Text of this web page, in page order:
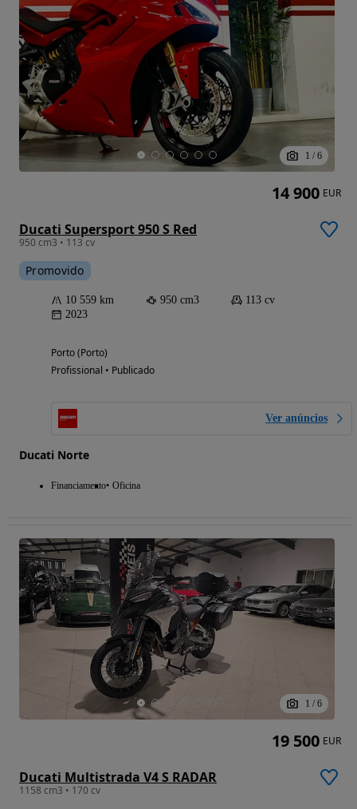
1 / 6
Ducati Supersport 950 S Red
950 cm3 • 113 cv
Promovido
10 559 km 950 cm3
113 cv
2023
Porto (Porto)
Profissional • Publicado
Ver anúncios
Ducati Norte
Financiamento Oficina
14 900 EUR
1 / 6
Ducati Multistrada V4 S RADAR
1158 cm3 • 170 cv
19 500 EUR